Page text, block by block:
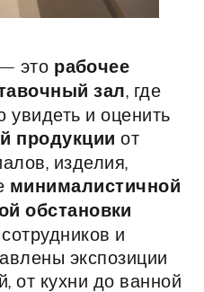
это рабочее
зал, где
увидеть и оценить
продукции от
изделия,
минималистичной
обстановки
и
экспозиции
от кухни до ванной